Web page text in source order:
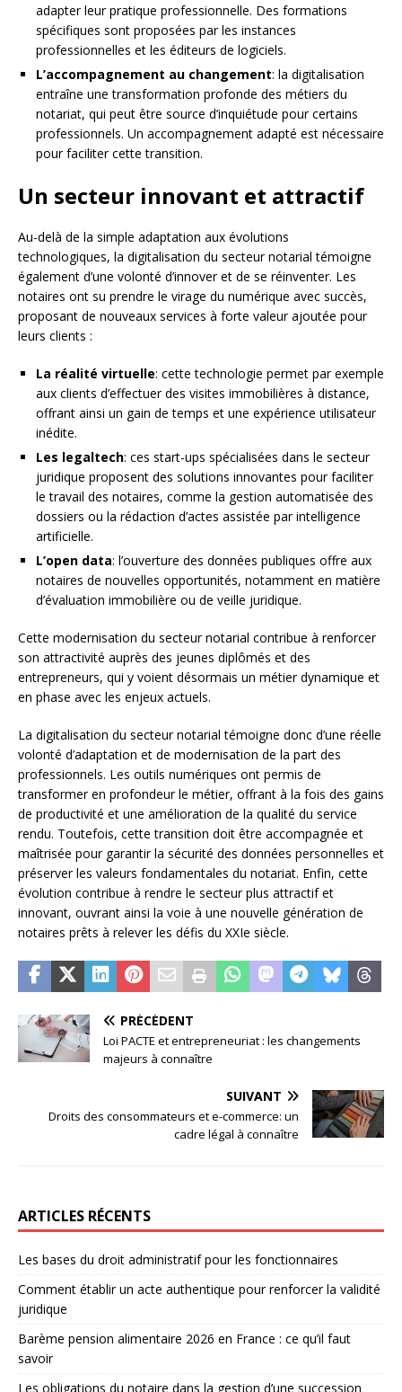
adapter leur pratique professionnelle. Des formations
spécifiques sont proposées par les instances
professionnelles et les éditeurs de logiciels.
L’accompagnement au changement: la digitalisation
entraîne une transformation profonde des métiers du
notariat, qui peut être source d’inquiétude pour certains
professionnels. Un accompagnement adapté est nécessaire
pour faciliter cette transition.
Un secteur innovant et attractif
Au-delà de la simple adaptation aux évolutions
technologiques, la digitalisation du secteur notarial témoigne
également d’une volonté d’innover et de se réinventer. Les
notaires ont su prendre le virage du numérique avec succès,
proposant de nouveaux services à forte valeur ajoutée pour
leurs clients :
La réalité virtuelle: cette technologie permet par exemple
aux clients d’effectuer des visites immobilières à distance,
offrant ainsi un gain de temps et une expérience utilisateur
inédite.
Les legaltech: ces start-ups spécialisées dans le secteur
juridique proposent des solutions innovantes pour faciliter
le travail des notaires, comme la gestion automatisée des
dossiers ou la rédaction d’actes assistée par intelligence
artificielle.
L’open data: l’ouverture des données publiques offre aux
notaires de nouvelles opportunités, notamment en matière
d’évaluation immobilière ou de veille juridique.
Cette modernisation du secteur notarial contribue à renforcer
son attractivité auprès des jeunes diplômés et des
entrepreneurs, qui y voient désormais un métier dynamique et
en phase avec les enjeux actuels.
La digitalisation du secteur notarial témoigne donc d’une réelle
volonté d’adaptation et de modernisation de la part des
professionnels. Les outils numériques ont permis de
transformer en profondeur le métier, offrant à la fois des gains
de productivité et une amélioration de la qualité du service
rendu. Toutefois, cette transition doit être accompagnée et
maîtrisée pour garantir la sécurité des données personnelles et
préserver les valeurs fondamentales du notariat. Enfin, cette
évolution contribue à rendre le secteur plus attractif et
innovant, ouvrant ainsi la voie à une nouvelle génération de
notaires prêts à relever les défis du XXIe siècle.
PRÉCÉDENT
Loi PACTE et entrepreneuriat : les changements
majeurs à connaître
SUIVANT
Droits des consommateurs et e-commerce: un
cadre légal à connaître
ARTICLES RÉCENTS
Les bases du droit administratif pour les fonctionnaires
Comment établir un acte authentique pour renforcer la validité
juridique
Barème pension alimentaire 2026 en France : ce qu’il faut
savoir
Les obligations du notaire dans la gestion d’une succession